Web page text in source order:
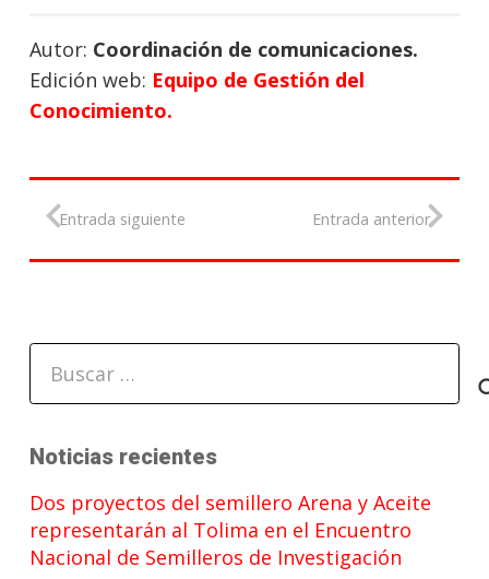
Autor: Coordinación de comunicaciones.
Edición web: Equipo de Gestión del
Conocimiento.
Entrada siguiente Entrada anterior
Noticias recientes
Dos proyectos del semillero Arena y Aceite
representarán al Tolima en el Encuentro
Nacional de Semilleros de Investigación